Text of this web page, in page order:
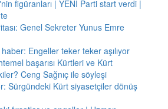
figüranları | YENİ Parti start verdi |
Genel Sekreter Yunus Emre
haber: Engeller teker teker aşılıyor
başarısı Kürtleri ve Kürt
Ceng Sağnıç ile söyleşi
Sürgündeki Kürt siyasetçiler dönüş